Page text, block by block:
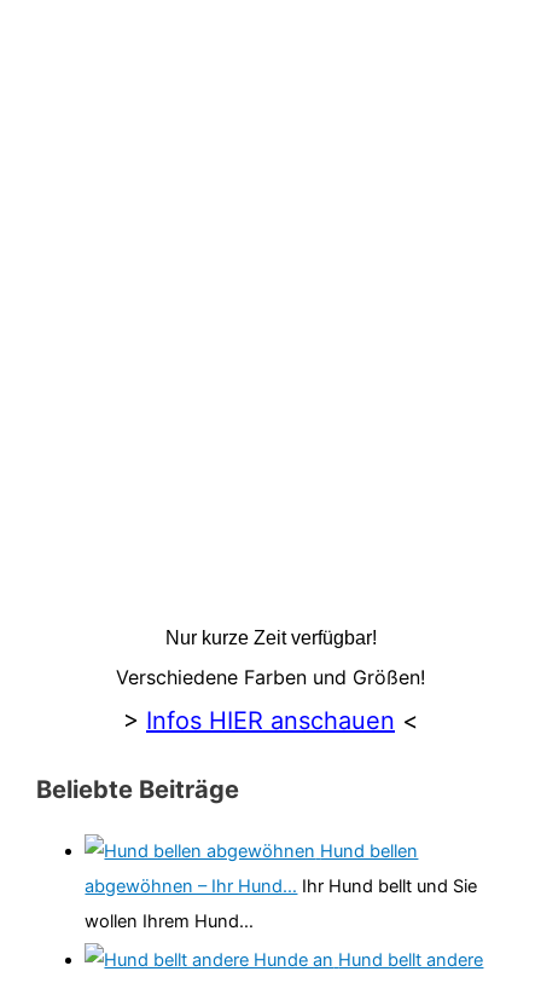
Nur kurze Zeit verfügbar!
Verschiedene Farben und Größen!
> Infos HIER anschauen <
Beliebte Beiträge
Hund bellen
abgewöhnen – Ihr Hund… Ihr Hund bellt und Sie
wollen Ihrem Hund…
Hund bellt andere